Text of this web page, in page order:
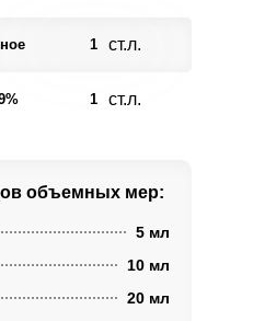
1 ст.л.
1 ст.л.
объемных мер:
5 мл
10 мл
20 мл